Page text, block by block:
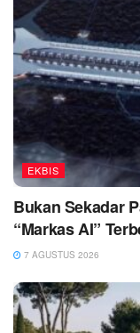
EKBIS
Bukan Sekadar
“Markas AI”
7 AGUSTUS 2026